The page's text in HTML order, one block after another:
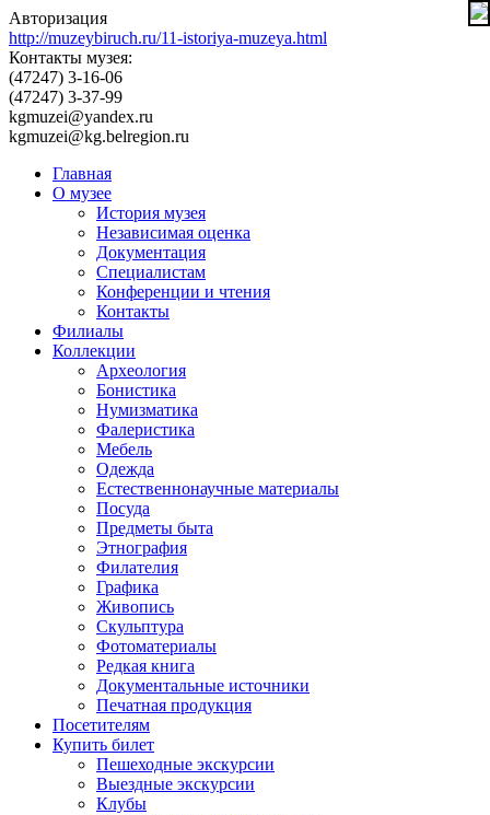
Авторизация
http://muzeybiruch.ru/11-istoriya-muzeya.html
Контакты музея:
(47247) 3-16-06
(47247) 3-37-99
kgmuzei@yandex.ru
kgmuzei@kg.belregion.ru
Главная
О музее
История музея
Независимая оценка
Документация
Специалистам
Конференции и чтения
Контакты
Филиалы
Коллекции
Археология
Бонистика
Нумизматика
Фалеристика
Мебель
Одежда
Естественнонаучные материалы
Посуда
Предметы быта
Этнография
Филателия
Графика
Живопись
Скульптура
Фотоматериалы
Редкая книга
Документальные источники
Печатная продукция
Посетителям
Купить билет
Пешеходные экскурсии
Выездные экскурсии
Клубы